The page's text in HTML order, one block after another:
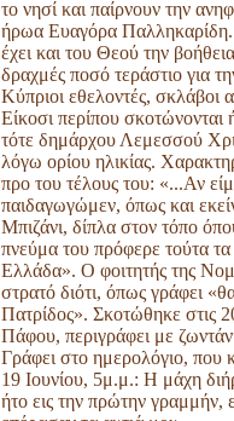
το νησί και παίρνουν την
ήρωα Ευαγόρα Παλληκαρίδη.
έχει και του Θεού την
δραχμές ποσό τεράστιο για
Κύπριοι εθελοντές,
Είκοσι περίπου
τότε δημάρχου Λεμεσσού
λόγω ορίου ηλικίας.
προ του τέλους του: «...Αν
παιδαγωγώμεν, όπως και
Μπιζάνι, δίπλα στον τόπο
πνεύμα του πρόφερε τούτα τα
Ελλάδα». Ο φοιτητής της
στρατό διότι, όπως γράφει
Πατρίδος». Σκοτώθηκε στις
Πάφου, περιγράφει με
Γράφει στο ημερολόγιο, που
19 Ιουνίου, 5μ.μ.: Η μάχη
ήτο εις την πρώτην γραμμήν,